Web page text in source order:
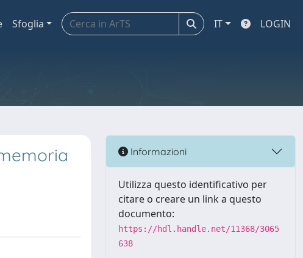
Sfoglia IT LOGIN
Informazioni
Utilizza questo identificativo per
citare o creare un link a questo
documento:
https://hdl.handle.net/11368/3065
638